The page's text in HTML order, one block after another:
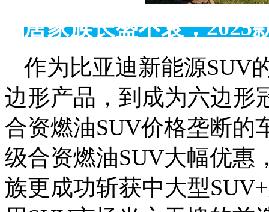
唐家族长盛不衰，2025
作为比亚迪新能源SUV
边形产品，到成为六边形
合资燃油SUV价格垄断的
级合资燃油SUV大幅优惠
族更成功斩获中大型